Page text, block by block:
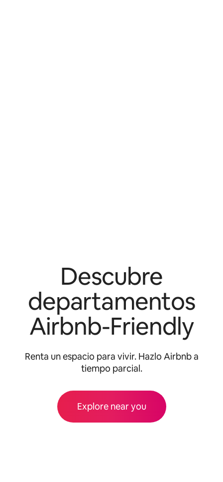
Descubre
departamentos
Airbnb-Friendly
Renta un espacio para vivir. Hazlo Airbnb a
tiempo parcial.
Explore near you